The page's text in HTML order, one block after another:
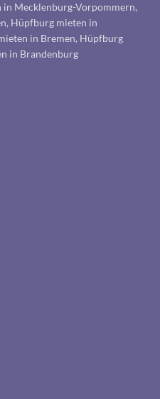
Mecklenburg-Vorpommern,
Hüpfburg mieten in
in Bremen, Hüpfburg
in Brandenburg